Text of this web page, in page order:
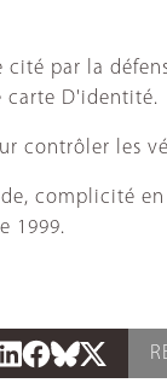
par la
carte D'identité.
contrôler les
complicité
1999.